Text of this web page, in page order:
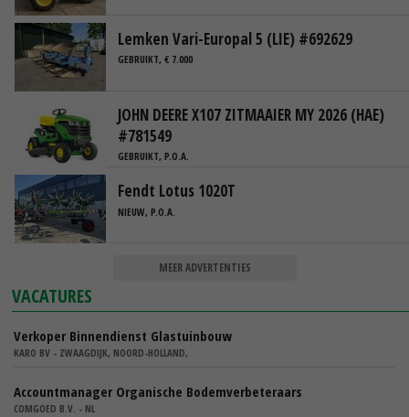
Lemken Vari-Europal 5 (LIE) #692629
GEBRUIKT, € 7.000
JOHN DEERE X107 ZITMAAIER MY 2026 (HAE)
#781549
GEBRUIKT, P.O.A.
Fendt Lotus 1020T
NIEUW, P.O.A.
MEER ADVERTENTIES
VACATURES
Verkoper Binnendienst Glastuinbouw
KARO BV - ZWAAGDIJK, NOORD-HOLLAND,
Accountmanager Organische Bodemverbeteraars
COMGOED B.V. - NL